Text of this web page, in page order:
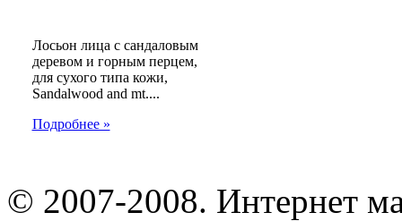
Лосьон лица с сандаловым
деревом и горным перцем,
для сухого типа кожи,
Sandalwood and mt....
Подробнее »
© 2007-2008. Интернет